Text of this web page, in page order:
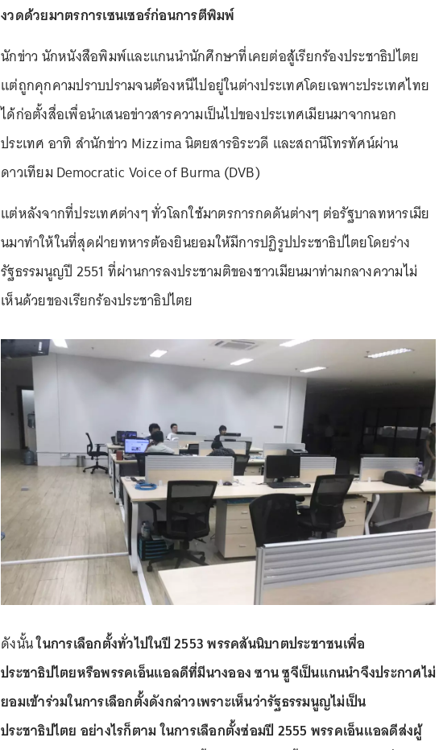
งวดด้วยมาตรการเซนเซอร์ก่อนการตีพิมพ์
นักข่าว นักหนังสือพิมพ์และแกนนำนักศึกษาที่เคยต่อสู้เรียกร้องประชาธิปไตย
แต่ถูกคุกคามปราบปรามจนต้องหนีไปอยู่ในต่างประเทศโดยเฉพาะประเทศไทย
ได้ก่อตั้งสื่อเพื่อนำเสนอข่าวสารความเป็นไปของประเทศเมียนมาจากนอก
ประเทศ อาทิ สำนักข่าว Mizzima นิตยสารอิระวดี และสถานีโทรทัศน์ผ่าน
ดาวเทียม Democratic Voice of Burma (DVB)
แต่หลังจากที่ประเทศต่างๆ ทั่วโลกใช้มาตรการกดดันต่างๆ ต่อรัฐบาลทหารเมีย
นมาทำให้ในที่สุดฝ่ายทหารต้องยินยอมให้มีการปฏิรูปประชาธิปไตยโดยร่าง
รัฐธรรมนูญปี 2551 ที่ผ่านการลงประชามติของชาวเมียนมาท่ามกลางความไม่
เห็นด้วยของเรียกร้องประชาธิปไตย
ดังนั้นในการเลือกตั้งทั่วไปในปี 2553 พรรคสันนิบาตประชาชนเพื่อ
ประชาธิปไตยหรือพรรคเอ็นแอลดีที่มีนางออง ซาน ซูจีเป็นแกนนำจึงประกาศไม่
ยอมเข้าร่วมในการเลือกตั้งดังกล่าวเพราะเห็นว่ารัฐธรรมนูญไม่เป็น
ประชาธิปไตย อย่างไรก็ตาม ในการเลือกตั้งซ่อมปี 2555 พรรคเอ็นแอลดีส่งผู้